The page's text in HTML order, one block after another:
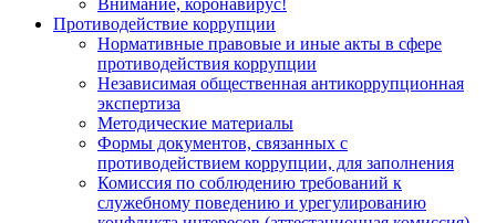
Внимание, коронавирус!
Противодействие коррупции
Нормативные правовые и иные акты в сфере
противодействия коррупции
Независимая общественная антикоррупционная
экспертиза
Методические материалы
Формы документов, связанных с
противодействием коррупции, для заполнения
Комиссия по соблюдению требований к
служебному поведению и урегулированию